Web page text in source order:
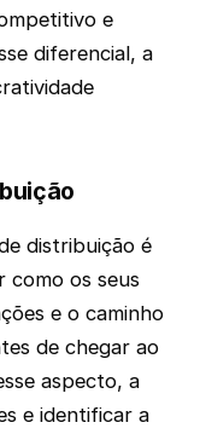
e
diferencial, a
distribuição é
como os seus
e o caminho
de chegar ao
aspecto, a
e identificar a